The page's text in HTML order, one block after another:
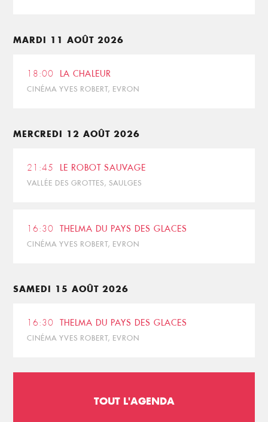
MARDI 11 AOÛT 2026
18:00 LA CHALEUR
CINÉMA YVES ROBERT, EVRON
MERCREDI 12 AOÛT 2026
21:45 LE ROBOT SAUVAGE
VALLÉE DES GROTTES, SAULGES
16:30 THELMA DU PAYS DES GLACES
CINÉMA YVES ROBERT, EVRON
SAMEDI 15 AOÛT 2026
16:30 THELMA DU PAYS DES GLACES
CINÉMA YVES ROBERT, EVRON
TOUT L'AGENDA